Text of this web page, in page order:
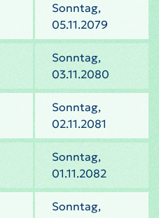
Sonntag,
05.11.2079
Sonntag,
03.11.2080
Sonntag,
02.11.2081
Sonntag,
01.11.2082
Sonntag,